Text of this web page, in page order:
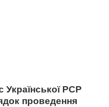
РСР
проведення